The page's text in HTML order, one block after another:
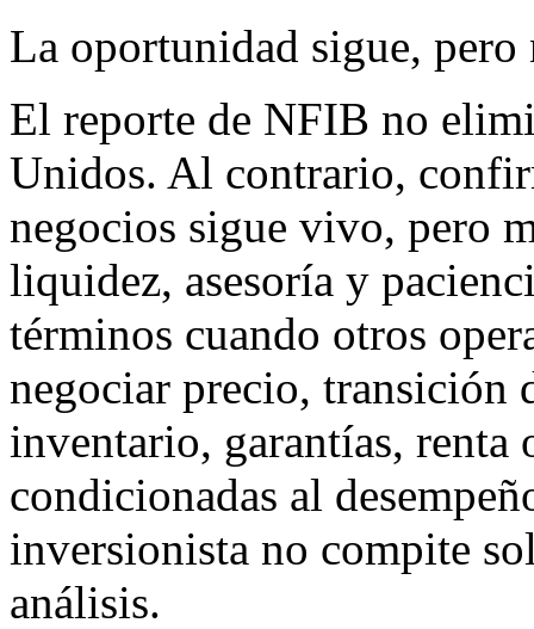
La oportunidad sigue,
El reporte de NFIB no
Unidos. Al contrario,
negocios sigue vivo, pero
liquidez, asesoría y
términos cuando otros
negociar precio, transición
inventario, garantías, renta
condicionadas al
inversionista no compite
análisis.